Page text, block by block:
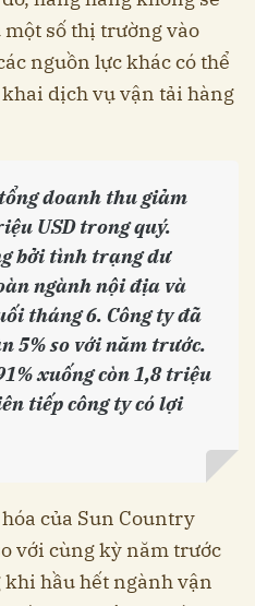
số thị trường vào
nguồn lực khác có thể
dịch vụ vận tải hàng
doanh thu giảm
USD trong quý.
bởi tình trạng dư
ngành nội địa và
tháng 6. Công ty đã
5% so với năm trước.
xuống còn 1,8 triệu
tiếp công ty có lợi
của Sun Country
với cùng kỳ năm trước
hầu hết ngành vận